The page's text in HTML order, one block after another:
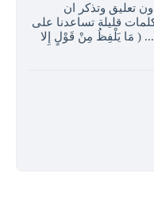
تعليق وتذكر ان
قليلة تساعدنا على
... ( مَا يَلْفِظُ مِنْ قَوْلٍ إِلا